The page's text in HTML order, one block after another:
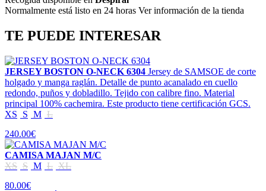
Normalmente está listo en 24 horas Ver información de la tienda
TE PUEDE INTERESAR
JERSEY BOSTON O-NECK 6304 Jersey de SAMSOE de corte
holgado y manga raglán. Detalle de punto acanalado en cuello
redondo, puños y dobladillo. Tejido con calibre fino. Material
principal 100% cachemira. Este producto tiene certificación GCS.
XS
S M L
240.00€
CAMISA MAJAN M/C
XS S M L XL
80.00€